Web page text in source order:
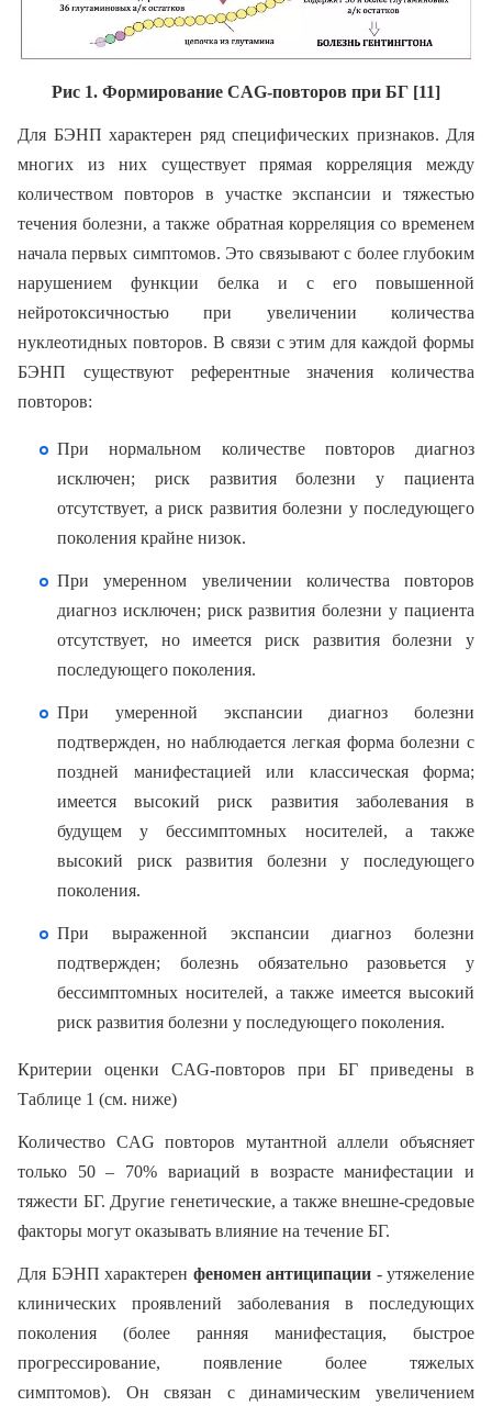
Рис 1. Формирование CAG-повторов при БГ [11]
Для БЭНП характерен ряд специфических признаков. Для
многих из них существует прямая корреляция между
количеством повторов в участке экспансии и тяжестью
течения болезни, а также обратная корреляция со временем
начала первых симптомов. Это связывают с более глубоким
нарушением функции белка и с его повышенной
нейротоксичностью при увеличении количества
нуклеотидных повторов. В связи с этим для каждой формы
БЭНП существуют референтные значения количества
повторов:
При нормальном количестве повторов диагноз
исключен; риск развития болезни у пациента
отсутствует, а риск развития болезни у последующего
поколения крайне низок.
При умеренном увеличении количества повторов
диагноз исключен; риск развития болезни у пациента
отсутствует, но имеется риск развития болезни у
последующего поколения.
При умеренной экспансии диагноз болезни
подтвержден, но наблюдается легкая форма болезни с
поздней манифестацией или классическая форма;
имеется высокий риск развития заболевания в
будущем у бессимптомных носителей, а также
высокий риск развития болезни у последующего
поколения.
При выраженной экспансии диагноз болезни
подтвержден; болезнь обязательно разовьется у
бессимптомных носителей, а также имеется высокий
риск развития болезни у последующего поколения.
Критерии оценки CAG-повторов при БГ приведены в
Таблице 1 (см. ниже)
Количество CAG повторов мутантной аллели объясняет
только 50 – 70% вариаций в возрасте манифестации и
тяжести БГ. Другие генетические, а также внешне-средовые
факторы могут оказывать влияние на течение БГ.
Для БЭНП характерен феномен антиципации - утяжеление
клинических проявлений заболевания в последующих
поколения (более ранняя манифестация, быстрое
прогрессирование, появление более тяжелых
симптомов). Он связан с динамическим увеличением